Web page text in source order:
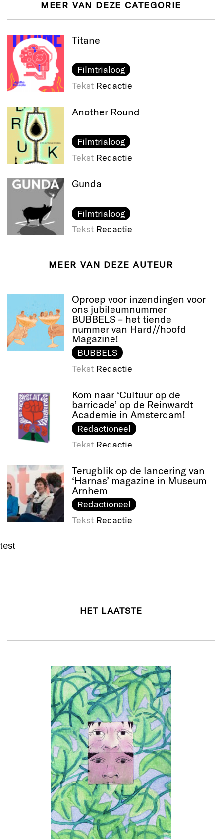
MEER VAN DEZE CATEGORIE
Titane
Filmtrialoog
Tekst Redactie
Another Round
Filmtrialoog
Tekst Redactie
Gunda
Filmtrialoog
Tekst Redactie
MEER VAN DEZE AUTEUR
Oproep voor inzendingen voor
ons jubileumnummer
BUBBELS – het tiende
nummer van Hard//hoofd
Magazine!
BUBBELS
Tekst Redactie
Kom naar ‘Cultuur op de
barricade’ op de Reinwardt
Academie in Amsterdam!
Redactioneel
Tekst Redactie
Terugblik op de lancering van
‘Harnas’ magazine in Museum
Arnhem
Redactioneel
Tekst Redactie
test
HET LAATSTE